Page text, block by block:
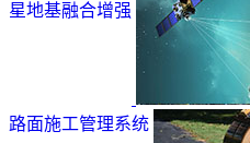
星地基融合增强
路面施工管理系统